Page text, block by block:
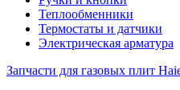
Теплообменники
Термостаты и датчики
Электрическая арматура
Запчасти для газовых плит